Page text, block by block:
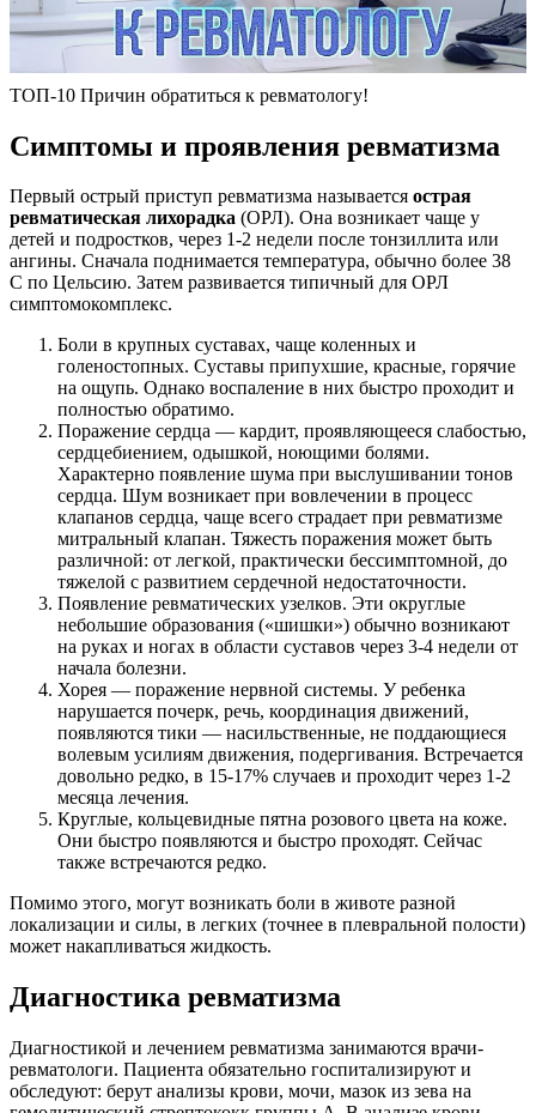
ТОП-10 Причин обратиться к ревматологу!
Симптомы и проявления ревматизма
Первый острый приступ ревматизма называется острая
ревматическая лихорадка (ОРЛ). Она возникает чаще у
детей и подростков, через 1-2 недели после тонзиллита или
ангины. Сначала поднимается температура, обычно более 38
С по Цельсию. Затем развивается типичный для ОРЛ
симптомокомплекс.
Боли в крупных суставах, чаще коленных и
голеностопных. Суставы припухшие, красные, горячие
на ощупь. Однако воспаление в них быстро проходит и
полностью обратимо.
Поражение сердца — кардит, проявляющееся слабостью,
сердцебиением, одышкой, ноющими болями.
Характерно появление шума при выслушивании тонов
сердца. Шум возникает при вовлечении в процесс
клапанов сердца, чаще всего страдает при ревматизме
митральный клапан. Тяжесть поражения может быть
различной: от легкой, практически бессимптомной, до
тяжелой с развитием сердечной недостаточности.
Появление ревматических узелков. Эти округлые
небольшие образования («шишки») обычно возникают
на руках и ногах в области суставов через 3-4 недели от
начала болезни.
Хорея — поражение нервной системы. У ребенка
нарушается почерк, речь, координация движений,
появляются тики — насильственные, не поддающиеся
волевым усилиям движения, подергивания. Встречается
довольно редко, в 15-17% случаев и проходит через 1-2
месяца лечения.
Круглые, кольцевидные пятна розового цвета на коже.
Они быстро появляются и быстро проходят. Сейчас
также встречаются редко.
Помимо этого, могут возникать боли в животе разной
локализации и силы, в легких (точнее в плевральной полости)
может накапливаться жидкость.
Диагностика ревматизма
Диагностикой и лечением ревматизма занимаются врачи-
ревматологи. Пациента обязательно госпитализируют и
обследуют: берут анализы крови, мочи, мазок из зева на